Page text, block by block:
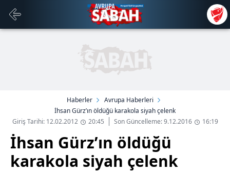
Haberler
Avrupa Haberleri
İhsan Gürz’ın öldüğü karakola siyah çelenk
Giriş Tarihi: 12.02.2012
20:45 Son Güncelleme: 9.12.2016 16:19
İhsan Gürz’ın öldüğü
karakola siyah çelenk